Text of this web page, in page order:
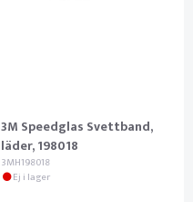
3M Speedglas Svettband,
läder, 198018
3MH198018
Ej i lager